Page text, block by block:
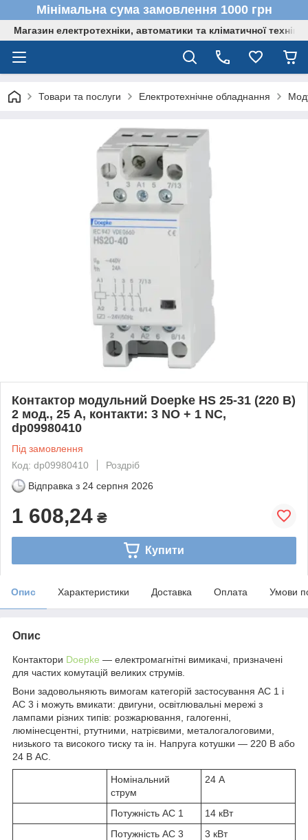
Мінімальна сума замовлення 1000 грн
Магазин електротехніки, автоматики та кліматичної техніки
Товари та послуги Електротехнічне обладнання
Контактор модульний Doepke HS 25-31 (220 В)
2 мод., 25 А, контакти: 3 NO + 1 NC,
dp09980410
Під замовлення
Код: dp09980410
Роздріб
Відправка з 24 серпня 2026
1 608,24 ₴
Купити
Опис Характеристики Доставка Оплата Умови
Опис
Контактори Doepke — електромагнітні вимикачі, призначені
для частих комутацій великих струмів.
Вони задовольняють вимогам категорій застосування АС 1 і
АС 3 і можуть вмикати: двигуни, освітлювальні мережі з
лампами різних типів: розжарювання, галогенні,
люмінесцентні, ртутними, натрієвими, металогалоговими,
низького та високого тиску та ін. Напруга котушки — 220 В або
24 В АС.
Номінальний
струм
24 А
Потужність АС 1
14 кВт
Потужність АС 3
3 кВт